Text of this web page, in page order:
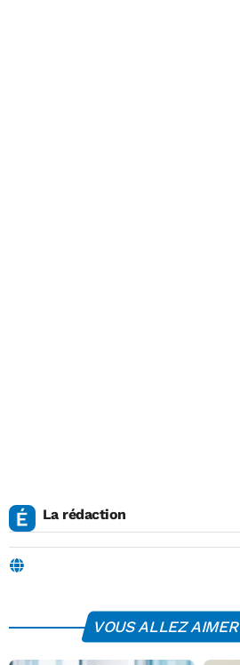
La rédaction
VOUS ALLEZ